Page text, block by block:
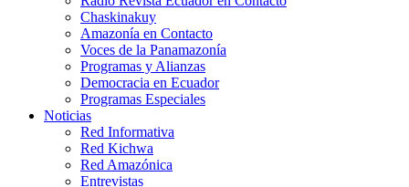
Chaskinakuy
Amazonía en Contacto
Voces de la Panamazonía
Programas y Alianzas
Democracia en Ecuador
Programas Especiales
Noticias
Red Informativa
Red Kichwa
Red Amazónica
Entrevistas